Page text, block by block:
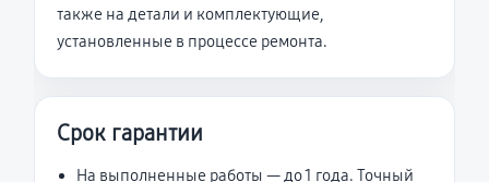
также на детали и комплектующие,
установленные в процессе ремонта.
Срок гарантии
На выполненные работы — до 1 года. Точный